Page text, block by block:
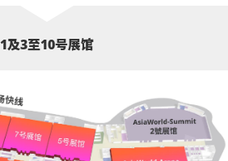
1及3至10号展馆